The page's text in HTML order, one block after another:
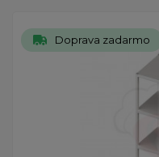
Doprava zadarmo